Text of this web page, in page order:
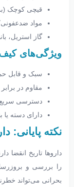
قیچی کوچک
مواد
گاز استریل،
ویژگی‌های
سبک و قابل
مقاوم در
دسترسی سریع
دارای دسته یا
نکته پایانی:
داروها تاریخ انقضا
را بررسی و
بحرانی می‌تواند